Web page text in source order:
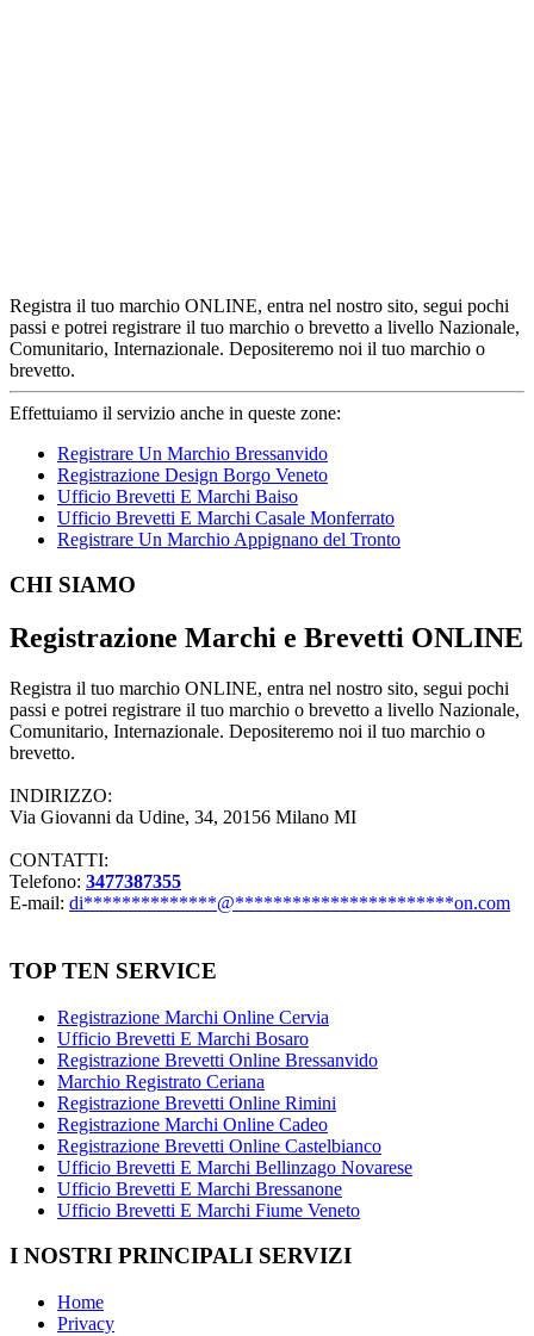
Registra il tuo marchio ONLINE, entra nel nostro sito, segui pochi
passi e potrei registrare il tuo marchio o brevetto a livello Nazionale,
Comunitario, Internazionale. Depositeremo noi il tuo marchio o
brevetto.
Effettuiamo il servizio anche in queste zone:
Registrare Un Marchio Bressanvido
Registrazione Design Borgo Veneto
Ufficio Brevetti E Marchi Baiso
Ufficio Brevetti E Marchi Casale Monferrato
Registrare Un Marchio Appignano del Tronto
Footer
CHI SIAMO
Registrazione Marchi e Brevetti ONLINE
Registra il tuo marchio ONLINE, entra nel nostro sito, segui pochi
passi e potrei registrare il tuo marchio o brevetto a livello Nazionale,
Comunitario, Internazionale. Depositeremo noi il tuo marchio o
brevetto.
INDIRIZZO:
Via Giovanni da Udine, 34, 20156 Milano MI
CONTATTI:
Telefono: 3477387355
E-mail: di**************@***********************on.com
TOP TEN SERVICE
Registrazione Marchi Online Cervia
Ufficio Brevetti E Marchi Bosaro
Registrazione Brevetti Online Bressanvido
Marchio Registrato Ceriana
Registrazione Brevetti Online Rimini
Registrazione Marchi Online Cadeo
Registrazione Brevetti Online Castelbianco
Ufficio Brevetti E Marchi Bellinzago Novarese
Ufficio Brevetti E Marchi Bressanone
Ufficio Brevetti E Marchi Fiume Veneto
I NOSTRI PRINCIPALI SERVIZI
Home
Privacy